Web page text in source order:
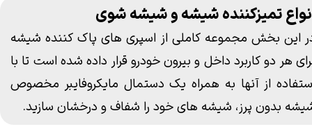
تمیزکننده شیشه و شیشه شوی
این بخش مجموعه کاملی از اسپری های پاک کننده شیشه
هر دو کاربرد داخل و بیرون خودرو قرار داده شده است تا با
از آنها به همراه یک دستمال مایکروفایبر مخصوص
بدون پرز، شیشه های خود را شفاف و درخشان سازید.